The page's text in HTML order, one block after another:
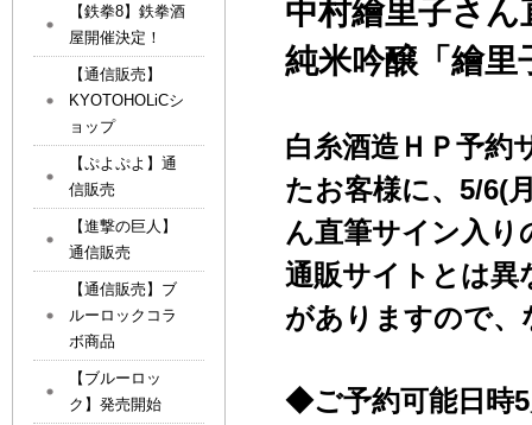
中村繪里子さ
純米吟醸「繪里
白糸酒造ＨＰ予約
たお客様に、5/6(
ん直筆サイン入り
通販サイトとは異
がありますので、
◆ご予約可能日時5
【鉄拳8】鉄拳酒
屋開催決定！
【通信販売】
KYOTOHOLiCシ
ョップ
【ぷよぷよ】通
信販売
【進撃の巨人】
通信販売
【通信販売】ブ
ルーロックコラ
ボ商品
【ブルーロッ
ク】発売開始